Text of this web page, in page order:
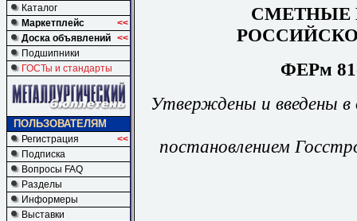
Каталог
Маркетплейс
<<
Доска объявлений <<
Подшипники
ГОСТы и стандарты
ПОЛЬЗОВАТЕЛЯМ
Регистрация
<<
Подписка
Вопросы FAQ
Разделы
Информеры
Выставки
СМЕТНЫЕ
ФЕРм
Утверждены и введены в
постановлением